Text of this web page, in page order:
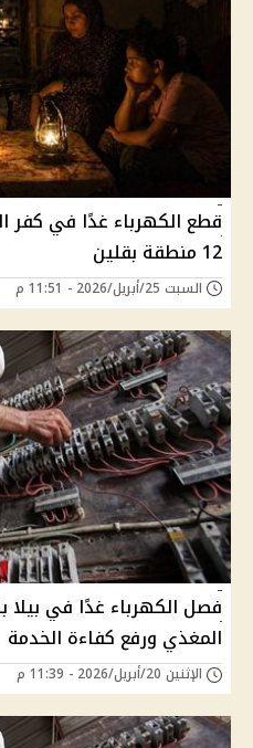
12 منطقة بقلين
السبت 25/أبريل/2026 - 11:51 م
فصل الكهرباء غدًا في بيلا
المغذي ورفع كفاءة الخدمة
الإثنين 20/أبريل/2026 - 11:39 م